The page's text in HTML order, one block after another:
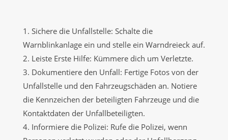
1. Sichere die Unfallstelle: Schalte die
Warnblinkanlage ein und stelle ein Warndreieck auf.
2. Leiste Erste Hilfe: Kümmere dich um Verletzte.
3. Dokumentiere den Unfall: Fertige Fotos von der
Unfallstelle und den Fahrzeugschäden an. Notiere
die Kennzeichen der beteiligten Fahrzeuge und die
Kontaktdaten der Unfallbeteiligten.
4. Informiere die Polizei: Rufe die Polizei, wenn